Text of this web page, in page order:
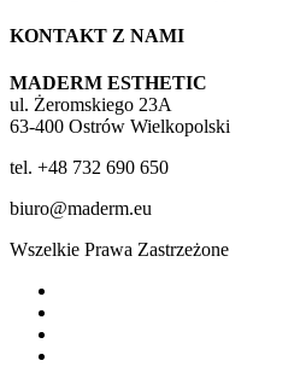
KONTAKT Z NAMI
MADERM ESTHETIC
ul. Żeromskiego 23A
63-400 Ostrów Wielkopolski
tel. +48 732 690 650
biuro@maderm.eu
Wszelkie Prawa Zastrzeżone